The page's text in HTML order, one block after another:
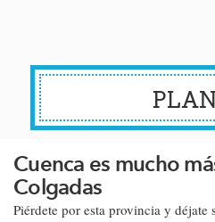
Cuenca es mucho
Colgadas
Piérdete por esta provincia y déjate